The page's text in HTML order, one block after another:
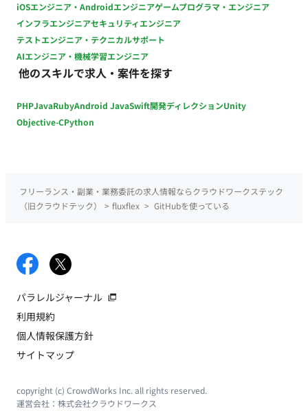
iOSエンジニア・Androidエンジニアゲームプログラマ・エンジニア
インフラエンジニアセキュリティエンジニア
テストエンジニア・テクニカルサポート
AIエンジニア・機械学習エンジニア
他のスキルで求人・案件を探す
PHPJavaRubyAndroid JavaSwift開発ディレクションUnity
Objective-CPython
フリーランス・副業・業務委託の求人情報ならクラウドワークステック
（旧クラウドテック）
> fluxflex > GitHubを使っている
パラレルジャーナル
利用規約
個人情報保護方針
サイトマップ
copyright (c) CrowdWorks Inc. all rights reserved.
運営会社： 株式会社クラウドワークス